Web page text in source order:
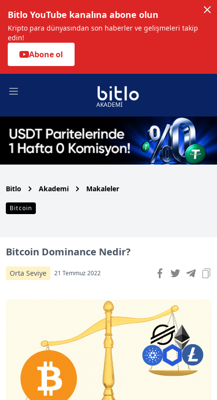
Bitlo YouTube kanalına abone olun
Kripto para dünyasından son haberler ve gelişmeleri takip
edin!
Abone ol
Open main menu
AKADEMİ
Bitlo Akademi Makaleler
Bitcoin
Bitcoin Dominance Nedir?
Orta Seviye 21 Temmuz 2022